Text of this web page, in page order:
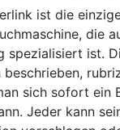
ist die
die
spezialisiert ist.
sich sofort ein
Jeder kann